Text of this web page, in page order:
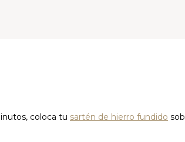
coloca tu sartén de hierro fundido